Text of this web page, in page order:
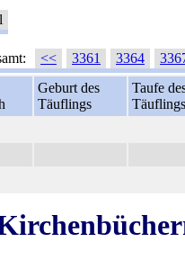
<< 3361 3364
Geburt des
Täuflings
Taufe
Täuflings